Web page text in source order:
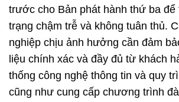
trước cho Bản phát hành thứ ba để
trạng chậm trễ và không tuân thủ.
nghiệp chịu ảnh hưởng cần đảm
liệu chính xác và đầy đủ từ khách
thống công nghệ thông tin và quy
cũng như cung cấp chương trình